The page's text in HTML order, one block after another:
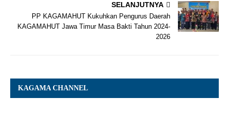
SELANJUTNYA
PP KAGAMAHUT Kukuhkan Pengurus Daerah
KAGAMAHUT Jawa Timur Masa Bakti Tahun 2024-
2026
KAGAMA CHANNEL